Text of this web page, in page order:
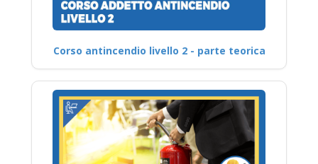
Corso antincendio livello 2 - parte teorica